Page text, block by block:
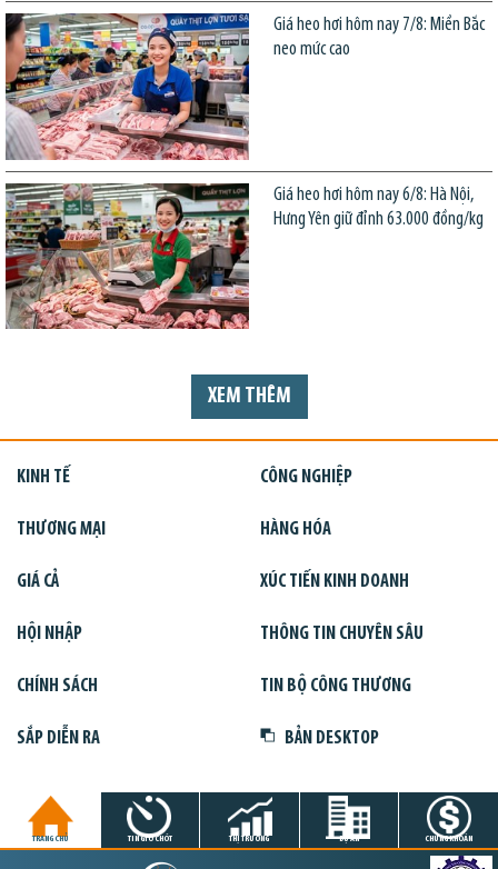
Giá heo hơi hôm nay 7/8: Miền Bắc
neo mức cao
Giá heo hơi hôm nay 6/8: Hà Nội,
Hưng Yên giữ đỉnh 63.000 đồng/kg
XEM THÊM
KINH TẾ CÔNG NGHIỆP
THƯƠNG MẠI HÀNG HÓA
GIÁ CẢ XÚC TIẾN KINH DOANH
HỘI NHẬP THÔNG TIN CHUYÊN SÂU
CHÍNH SÁCH TIN BỘ CÔNG THƯƠNG
SẮP DIỄN RA BẢN DESKTOP
TRANG CHỦ TIN GIỜ CHÓT THỊ TRƯỜNG DỰ ÁN CHỨNG KHOÁN